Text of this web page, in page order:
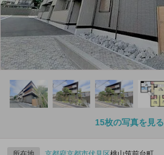
15枚の写真を見る